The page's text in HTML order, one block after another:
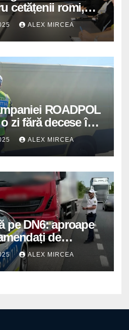
cetățenii romi,
instituțiile
ALEX MIRCEA
ROADPOL
zi fără decese în
ALEX MIRCEA
pe DN6: aproape
de
ALEX MIRCEA